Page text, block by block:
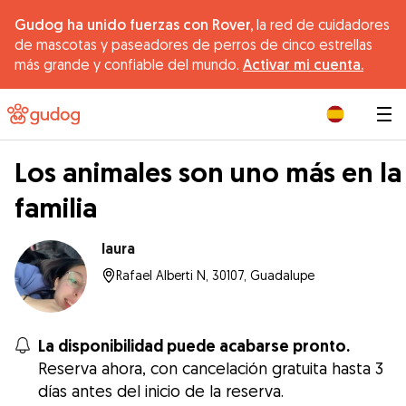
Gudog ha unido fuerzas con Rover, la red de cuidadores
de mascotas y paseadores de perros de cinco estrellas
más grande y confiable del mundo. Activar mi cuenta.
Los animales son uno más en la
familia
laura
Rafael Alberti N, 30107, Guadalupe
La disponibilidad puede acabarse pronto.
Reserva ahora, con cancelación gratuita hasta 3
días antes del inicio de la reserva.